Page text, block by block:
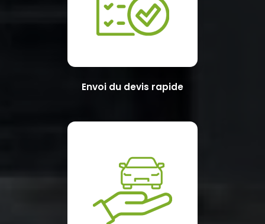
Envoi du devis rapide